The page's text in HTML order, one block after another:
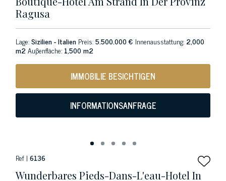
Ragusa
Lage:Sizilien - Italien Preis:5.500.000 € Innenausstattung: 2,000
m2Auβenfläche: 1,500 m2
IMMOBILIE BESICHTIGEN
INFORMATIONSANFRAGE
Ref | 6136
Wunderbares Pieds-Dans-L'eau-Hotel In